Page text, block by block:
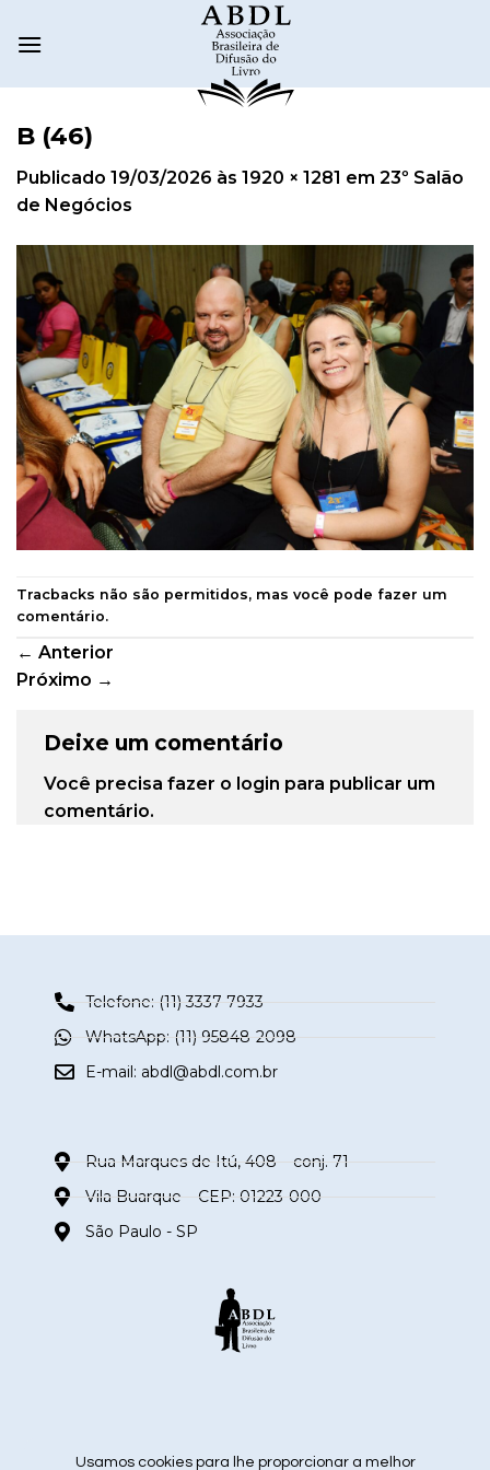
B (46)
Publicado 19/03/2026 às 1920 × 1281 em 23º Salão
de Negócios
Tracbacks não são permitidos, mas você pode fazer um
comentário.
← Anterior
Próximo →
Deixe um comentário
Você precisa fazer o login para publicar um
comentário.
Telefone: (11) 3337-7933
WhatsApp: (11) 95848-2098
E-mail: abdl@abdl.com.br
Rua Marques de Itú, 408 – conj. 71
Vila Buarque – CEP: 01223-000
São Paulo - SP
siga nas redes sociais
Usamos cookies para lhe proporcionar a melhor